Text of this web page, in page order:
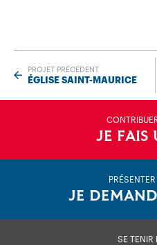
PROJET PRÉCÉDENT
ÉGLISE SAINT-MAURICE
JE FAIS
JE
SE TENIR